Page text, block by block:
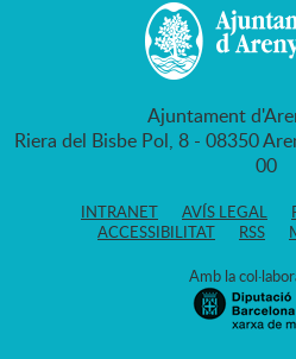
Ajuntament
Riera del Bisbe Pol, 8 - 08350
00
INTRANET AVÍS LEGAL
ACCESSIBILITAT
RSS
Amb la